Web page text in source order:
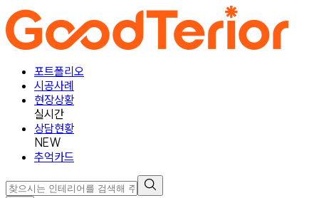
포트폴리오
시공사례
현장상황
실시간
상담현황
NEW
추억카드